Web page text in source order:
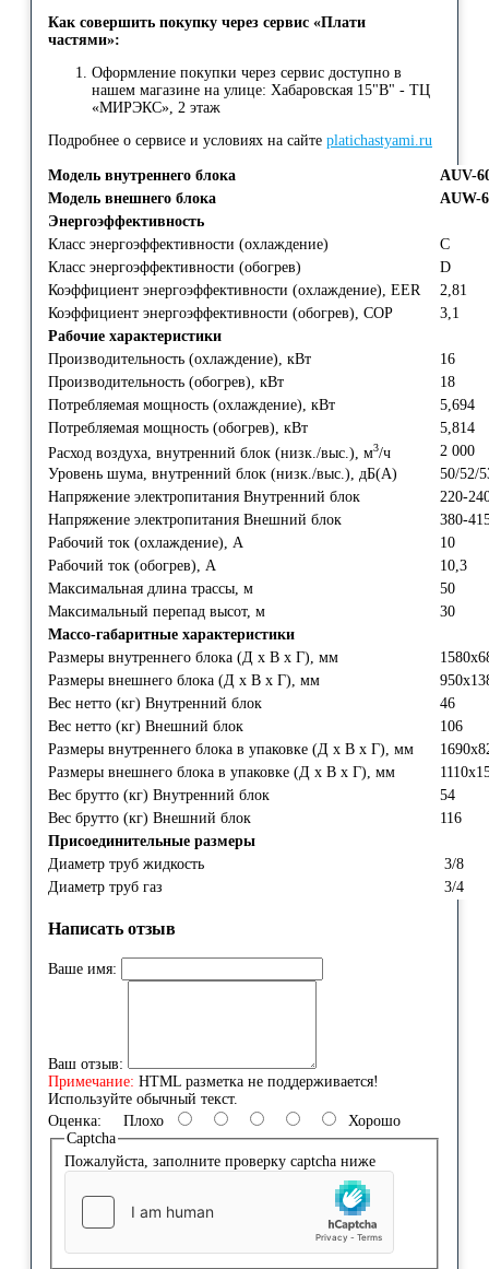
Как совершить покупку через сервис «Плати
частями»:
Оформление покупки через сервис доступно в
нашем магазине на улице: Хабаровская 15"В" - ТЦ
«МИРЭКС», 2 этаж
Подробнее о сервисе и условиях на сайте platichastyami.ru
Модель внутреннего блока
AUV-
Модель внешнего блока
AUW-
Энергоэффективность
Класс энергоэффективности (охлаждение)
C
Класс энергоэффективности (обогрев)
D
Коэффициент энергоэффективности (охлаждение), EER
2,81
Коэффициент энергоэффективности (обогрев), COP
3,1
Рабочие характеристики
Производительность (охлаждение), кВт
16
Производительность (обогрев), кВт
18
Потребляемая мощность (охлаждение), кВт
5,694
Потребляемая мощность (обогрев), кВт
5,814
Расход воздуха, внутренний блок (низк./выс.), м3/ч
2 000
Уровень шума, внутренний блок (низк./выс.), дБ(А)
50/52/
Напряжение электропитания Внутренний блок
220-
Напряжение электропитания Внешний блок
380-
Рабочий ток (охлаждение), А
10
Рабочий ток (обогрев), А
10,3
Максимальная длина трассы, м
50
Максимальный перепад высот, м
30
Массо-габаритные характеристики
Размеры внутреннего блока (Д x В x Г), мм
Размеры внешнего блока (Д x В x Г), мм
Вес нетто (кг) Внутренний блок
46
Вес нетто (кг) Внешний блок
106
Размеры внутреннего блока в упаковке (Д x В x Г), мм
Размеры внешнего блока в упаковке (Д x В x Г), мм
Вес брутто (кг) Внутренний блок
54
Вес брутто (кг) Внешний блок
116
Присоединительные размеры
Диаметр труб жидкость
3/8
Диаметр труб газ
3/4
Написать отзыв
Ваше имя:
Ваш отзыв:
Примечание: HTML разметка не поддерживается!
Используйте обычный текст.
Оценка: Плохо
Хорошо
Captcha
Пожалуйста, заполните проверку captcha ниже